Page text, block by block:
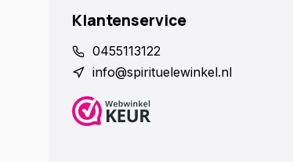
Klantenservice
0455113122
info@spirituelewinkel.nl